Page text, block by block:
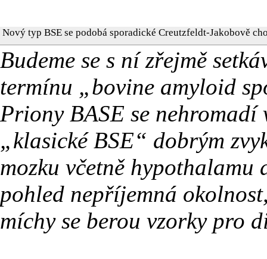
Nový typ BSE se podobá sporadické Creutzfeldt-Jakobově
Budeme se s ní zřejmě
termínu „bovine amyloid
Priony BASE se nehromadí
„klasické BSE“ dobrým
mozku včetně
pohled nepříjemná
míchy se berou vzorky pro